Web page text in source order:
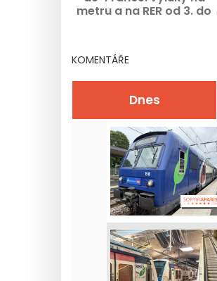
metru a na RER od 3. do
KOMENTÁŘE
Dnes